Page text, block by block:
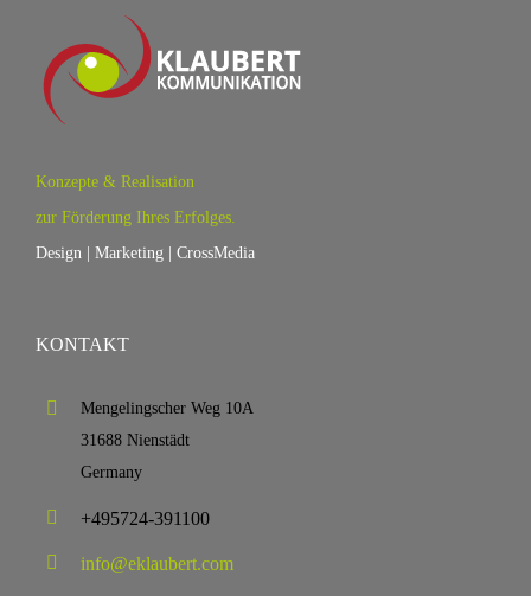
Konzepte & Realisation
zur Förderung Ihres Erfolges.
Design | Marketing | CrossMedia
KONTAKT
Mengelingscher Weg 10A
31688 Nienstädt
Germany
+495724-391100
info@eklaubert.com